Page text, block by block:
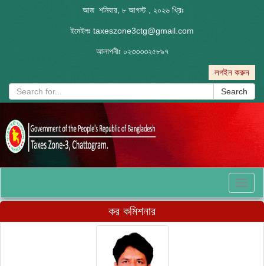
আজ শনিবার, ৮ আগস্ট , ২০২৬ খ্রিঃ
ইমেইলঃ taxeszone3ctg@gmail.com
আলাপনীঃ ০২৩৩৩৩২৫৮৯৭
লগইন করুন
Search
কর কমিশনার